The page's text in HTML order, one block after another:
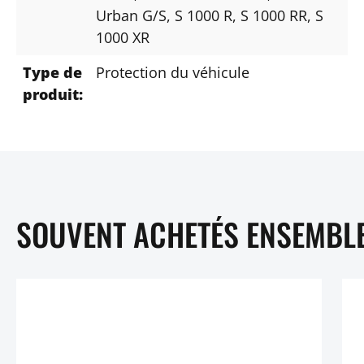
Urban G/S, S 1000 R, S 1000 RR, S
1000 XR
Type de
produit:
Protection du véhicule
SOUVENT ACHETÉS